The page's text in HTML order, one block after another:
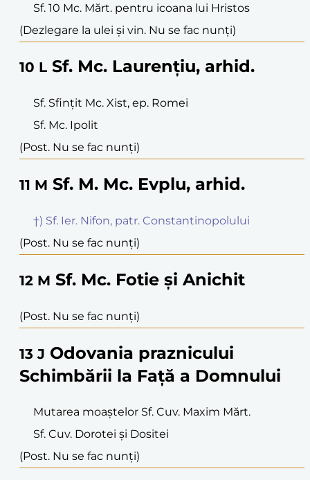
Sf. 10 Mc. Mărt. pentru icoana lui Hristos
(Dezlegare la ulei și vin. Nu se fac nunți)
10 L Sf. Mc. Laurențiu, arhid.
Sf. Sfințit Mc. Xist, ep. Romei
Sf. Mc. Ipolit
(Post. Nu se fac nunți)
11 M Sf. M. Mc. Evplu, arhid.
†) Sf. Ier. Nifon, patr. Constantinopolului
(Post. Nu se fac nunți)
12 M Sf. Mc. Fotie și Anichit
(Post. Nu se fac nunți)
13 J Odovania praznicului
Schimbării la Față a Domnului
Mutarea moaștelor Sf. Cuv. Maxim Mărt.
Sf. Cuv. Dorotei și Dositei
(Post. Nu se fac nunți)